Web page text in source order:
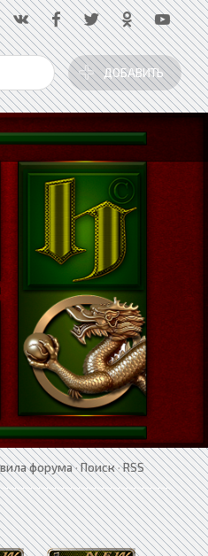
ДОБАВИТЬ
форума·Поиск·RSS